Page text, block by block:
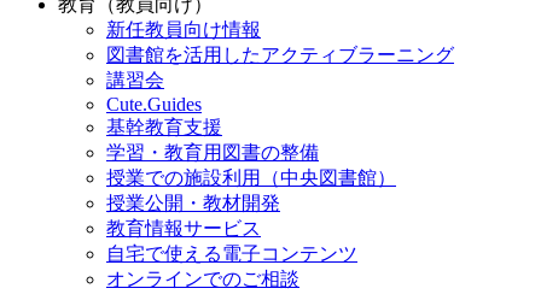
教育（教員向け）
新任教員向け情報
図書館を活用したアクティブラーニング
講習会
Cute.Guides
基幹教育支援
学習・教育用図書の整備
授業での施設利用（中央図書館）
授業公開・教材開発
教育情報サービス
自宅で使える電子コンテンツ
オンラインでのご相談